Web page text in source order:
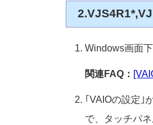
Windows画面
関連FAQ：
｢VAIOの設定｣
で、タッチパ